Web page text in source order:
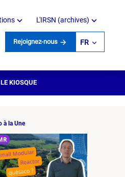
L'IRSN (archives)
Rejoignez-nous FR
LE KIOSQUE
à la Une